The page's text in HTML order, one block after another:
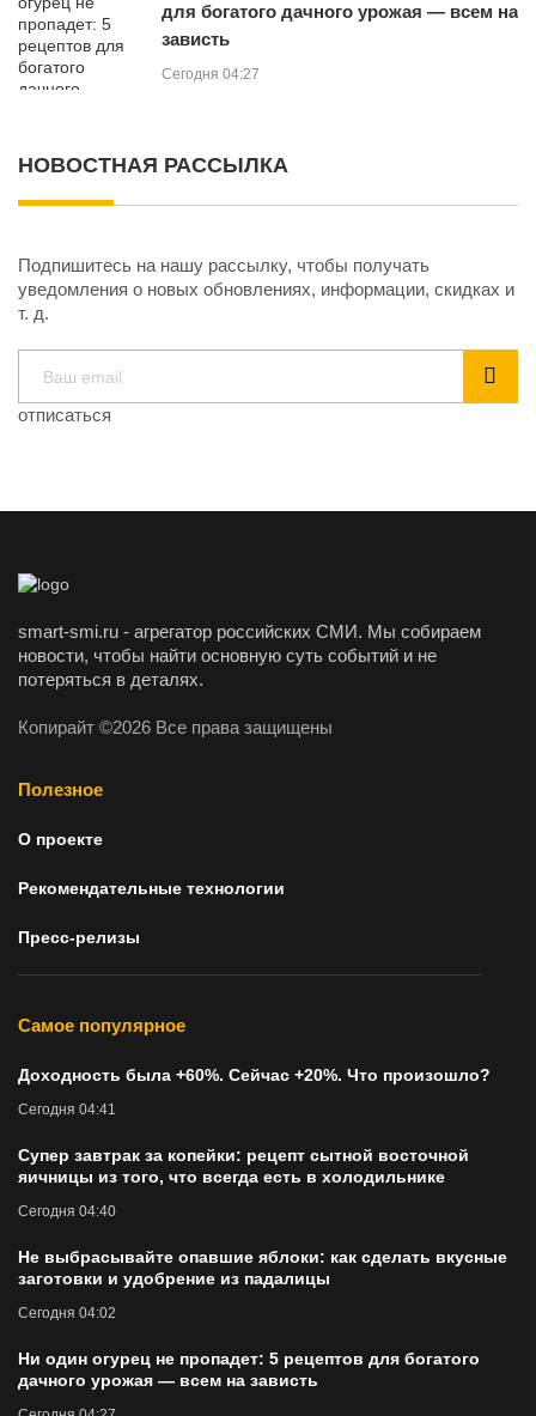
для богатого дачного урожая — всем на
зависть
Сегодня 04:27
НОВОСТНАЯ РАССЫЛКА
Подпишитесь на нашу рассылку, чтобы получать
уведомления о новых обновлениях, информации, скидках и
т. д.
отписаться
smart-smi.ru - агрегатор российских СМИ. Мы собираем
новости, чтобы найти основную суть событий и не
потеряться в деталях.
Копирайт ©2026 Все права защищены
Полезное
О проекте
Рекомендательные технологии
Пресс-релизы
Самое популярное
Доходность была +60%. Сейчас +20%. Что произошло?
Сегодня 04:41
Супер завтрак за копейки: рецепт сытной восточной
яичницы из того, что всегда есть в холодильнике
Сегодня 04:40
Не выбрасывайте опавшие яблоки: как сделать вкусные
заготовки и удобрение из падалицы
Сегодня 04:02
Ни один огурец не пропадет: 5 рецептов для богатого
дачного урожая — всем на зависть